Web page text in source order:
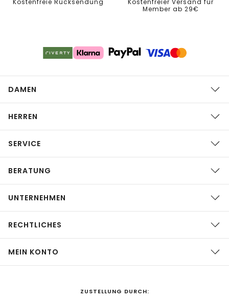
Kostenfreie Rücksendung
Kostenfreier Versand für
Member ab 29€
DAMEN
HERREN
SERVICE
BERATUNG
UNTERNEHMEN
RECHTLICHES
MEIN KONTO
ZUSTELLUNG DURCH: